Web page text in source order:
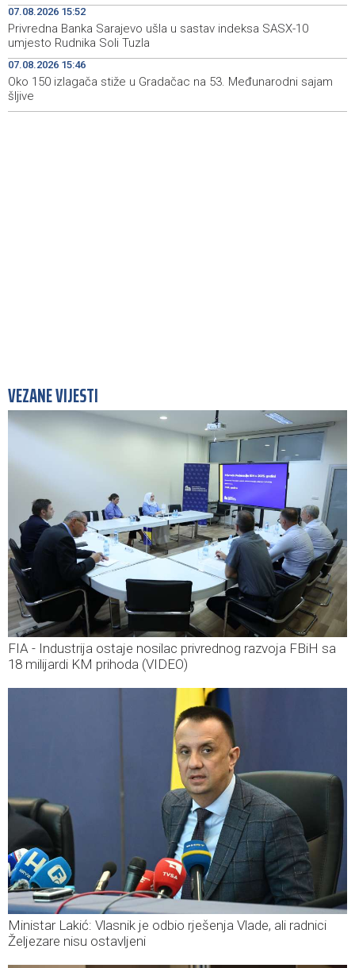
15:37
Požar kod Konjica i dalje aktivan, stanje bolje nego
jutros
15:27
Dokumentarac 'Bulevar Ivice Osima' osvojio nagradu na
City Festu u Niškoj Banji
07.08.2026 15:52
Privredna Banka Sarajevo ušla u sastav indeksa SASX-10
umjesto Rudnika Soli Tuzla
07.08.2026 15:46
Oko 150 izlagača stiže u Gradačac na 53. Međunarodni sajam
šljive
VEZANE VIJESTI
FIA - Industrija ostaje nosilac privrednog razvoja FBiH sa
18 milijardi KM prihoda (VIDEO)
Ministar Lakić: Vlasnik je odbio rješenja Vlade, ali radnici
Željezare nisu ostavljeni